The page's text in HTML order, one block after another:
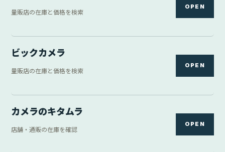
量販店の在庫と価格を検索
OPEN
ビックカメラ
量販店の在庫と価格を検索
OPEN
カメラのキタムラ
店舗・通販の在庫を確認
OPEN